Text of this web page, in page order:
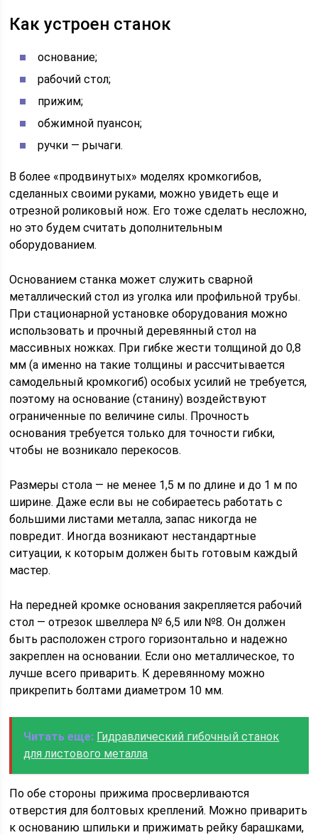
Как устроен станок
основание;
рабочий стол;
прижим;
обжимной пуансон;
ручки — рычаги.
В более «продвинутых» моделях кромкогибов,
сделанных своими руками, можно увидеть еще и
отрезной роликовый нож. Его тоже сделать несложно,
но это будем считать дополнительным
оборудованием.
Основанием станка может служить сварной
металлический стол из уголка или профильной трубы.
При стационарной установке оборудования можно
использовать и прочный деревянный стол на
массивных ножках. При гибке жести толщиной до 0,8
мм (а именно на такие толщины и рассчитывается
самодельный кромкогиб) особых усилий не требуется,
поэтому на основание (станину) воздействуют
ограниченные по величине силы. Прочность
основания требуется только для точности гибки,
чтобы не возникало перекосов.
Размеры стола — не менее 1,5 м по длине и до 1 м по
ширине. Даже если вы не собираетесь работать с
большими листами металла, запас никогда не
повредит. Иногда возникают нестандартные
ситуации, к которым должен быть готовым каждый
мастер.
На передней кромке основания закрепляется рабочий
стол — отрезок швеллера № 6,5 или №8. Он должен
быть расположен строго горизонтально и надежно
закреплен на основании. Если оно металлическое, то
лучше всего приварить. К деревянному можно
прикрепить болтами диаметром 10 мм.
Читать еще: Гидравлический гибочный станок
для листового металла
По обе стороны прижима просверливаются
отверстия для болтовых креплений. Можно приварить
к основанию шпильки и прижимать рейку барашками,